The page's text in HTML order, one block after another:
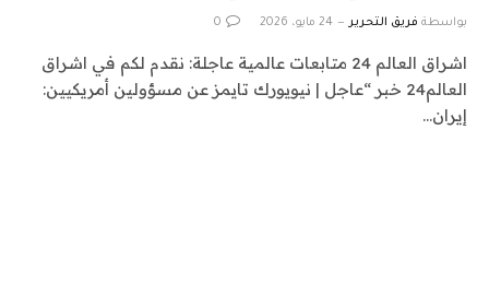
بواسطة فريق التحرير 24 مايو، 2026 0
اشراق العالم 24 متابعات عالمية عاجلة: نقدم لكم في اشراق
العالم24 خبر “عاجل | نيويورك تايمز عن مسؤولين أمريكيين:
إيران…